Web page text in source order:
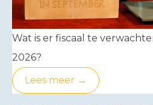
Wat is er fiscaal te
2026?
Lees meer →